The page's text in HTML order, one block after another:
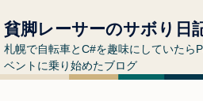
貧脚レーサーのサボり日
札幌で自転車とC#を趣味にしていたら
ベントに乗り始めたブログ